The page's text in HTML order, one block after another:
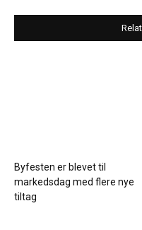
Byfesten er blevet til
markedsdag med flere nye
tiltag